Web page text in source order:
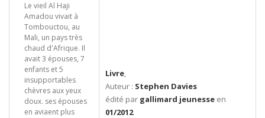
Le vieil Al Haji
Amadou vivait à
Tombouctou, au
Mali, un pays très
chaud d'Afrique. Il
avait 3 épouses, 7
enfants et 5
insupportables
chèvres aux yeux
doux. ses épouses
en aviaent plus
Livre,
Auteur : Stephen Davies
édité par gallimard jeunesse en
01/2012